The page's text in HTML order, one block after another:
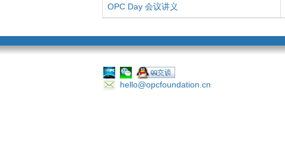
OPC Day 会议讲义
hello@opcfoundation.cn